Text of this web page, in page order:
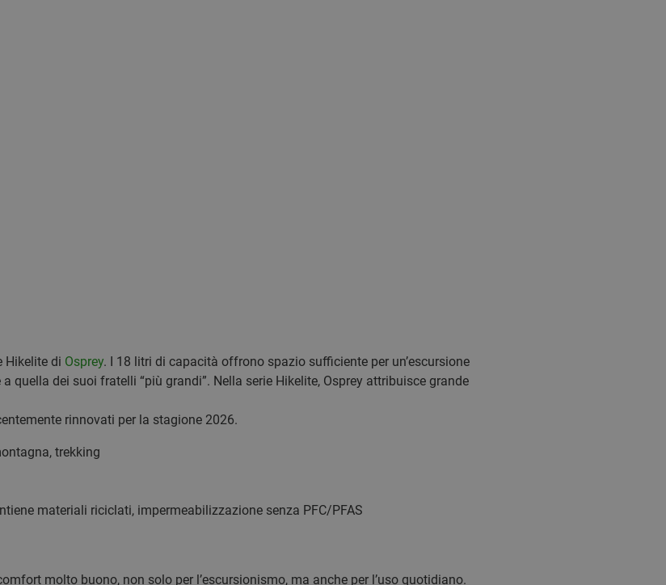
Hikelite di Osprey. I 18 litri di capacità offrono spazio sufficiente per un’escursione
quella dei suoi fratelli “più grandi”. Nella serie Hikelite, Osprey attribuisce grande
rinnovati per la stagione 2026.
trekking
materiali riciclati, impermeabilizzazione senza PFC/PFAS
molto buono, non solo per l’escursionismo, ma anche per l’uso quotidiano.